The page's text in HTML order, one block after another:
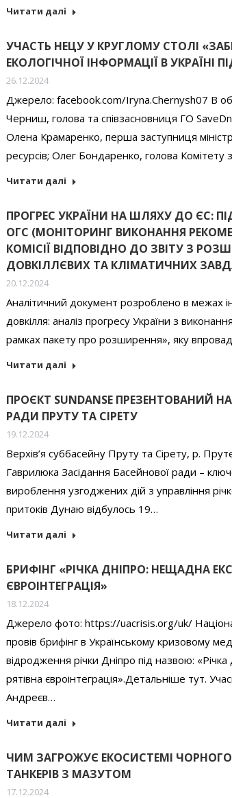
Читати далі
УЧАСТЬ НЕЦУ У КРУГЛОМУ СТОЛІ
ЕКОЛОГІЧНОЇ ІНФОРМАЦІЇ В УКРАЇНІ
26.12.2024
Джерело: facebook.com/Iryna.Chernysh07 В
Черниш, голова та співзасновниця ГО
Олена Крамаренко, перша заступниця
ресурсів; Олег Бондаренко, голова Комітету
Читати далі
ПРОГРЕС УКРАЇНИ НА ШЛЯХУ ДО ЄС:
ОГС (МОНІТОРИНГ ВИКОНАННЯ
КОМІСІЇ ВІДПОВІДНО ДО ЗВІТУ З
ДОВКІЛЛЄВИХ ТА КЛІМАТИЧНИХ
20.12.2024
Аналітичний документ розроблено в межах
довкілля: аналіз прогресу України з
рамках пакету про розширення», яку
Читати далі
ПРОЄКТ SUNDANSE ПРЕЗЕНТОВАНИЙ
РАДИ ПРУТУ ТА СІРЕТУ
19.12.2024
Верхів’я суббасейну Пруту та Сірету, р.
Гаврилюка Засідання Басейнової ради –
вироблення узгоджених дій з управління
притоків Дунаю відбулось 19…
Читати далі
БРИФІНГ «РІЧКА ДНІПРО: НЕЩАДНА
ЄВРОІНТЕГРАЦІЯ»
18.12.2024
Джерело фото: https://uacrisis.org/uk/
провів брифінг в Українському кризовому
відродження річки Дніпро під назвою:
рятівна євроінтеграція».Детальніше тут.
Андреєв…
Читати далі
ЧИМ ЗАГРОЖУЄ ЕКОСИСТЕМІ
ТАНКЕРІВ З МАЗУТОМ
17.12.2024